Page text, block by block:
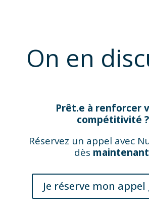
On en
Prêt.e à renforcer
compétitivité ?
Réservez un appel avec
dès
Je réserve mon